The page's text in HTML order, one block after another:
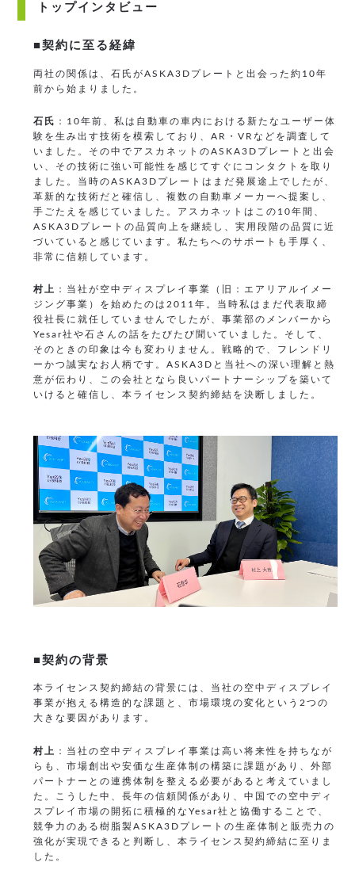
トップインタビュー
■契約に至る経緯
両社の関係は、石氏がASKA3Dプレートと出会った約10年
前から始まりました。
石氏 ：10年前、私は自動車の車内における新たなユーザー体
験を生み出す技術を模索しており、AR・VRなどを調査して
いました。その中でアスカネットのASKA3Dプレートと出会
い、その技術に強い可能性を感じてすぐにコンタクトを取り
ました。当時のASKA3Dプレートはまだ発展途上でしたが、
革新的な技術だと確信し、複数の自動車メーカーへ提案し、
手ごたえを感じていました。アスカネットはこの10年間、
ASKA3Dプレートの品質向上を継続し、実用段階の品質に近
づいていると感じています。私たちへのサポートも手厚く、
非常に信頼しています。
村上
：当社が空中ディスプレイ事業（旧：エアリアルイメー
ジング事業）を始めたのは2011年。当時私はまだ代表取締
役社長に就任していませんでしたが、事業部のメンバーから
Yesar社や石さんの話をたびたび聞いていました。そして、
そのときの印象は今も変わりません。戦略的で、フレンドリ
ーかつ誠実なお人柄です。ASKA3Dと当社への深い理解と熱
意が伝わり、この会社となら良いパートナーシップを築いて
いけると確信し、本ライセンス契約締結を決断しました。
■契約の背景
本ライセンス契約締結の背景には、当社の空中ディスプレイ
事業が抱える構造的な課題と、市場環境の変化という2つの
大きな要因があります。
村上
：当社の空中ディスプレイ事業は高い将来性を持ちなが
らも、市場創出や安価な生産体制の構築に課題があり、外部
パートナーとの連携体制を整える必要があると考えていまし
た。こうした中、長年の信頼関係があり、中国での空中ディ
スプレイ市場の開拓に積極的なYesar社と協働することで、
競争力のある樹脂製ASKA3Dプレートの生産体制と販売力の
強化が実現できると判断し、本ライセンス契約締結に至りま
した。